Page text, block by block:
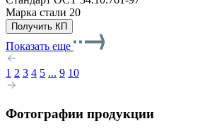
Марка стали 20
Получить КП
Показать еще
1 2 3 4 5 ... 9 10
Фотографии продукции